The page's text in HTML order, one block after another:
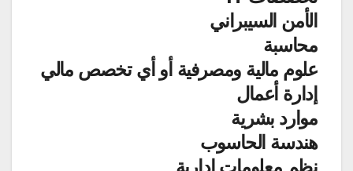
الأمن السيبراني
محاسبة
علوم مالية ومصرفية أو أي تخصص مالي
إدارة أعمال
موارد بشرية
هندسة الحاسوب